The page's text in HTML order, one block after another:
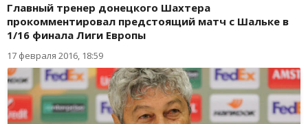
Главный тренер донецкого Шахтера
прокомментировал предстоящий матч с Шальке в
1/16 финала Лиги Европы
17 февраля 2016, 18:59